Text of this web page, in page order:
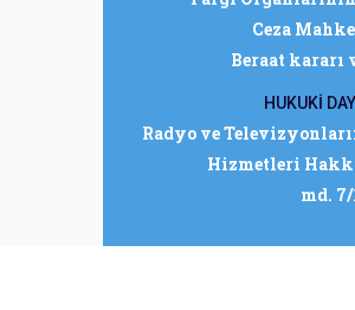
Ceza
Beraat kararı
HUKUKİ
Radyo ve
Hizmetleri
md. 7/